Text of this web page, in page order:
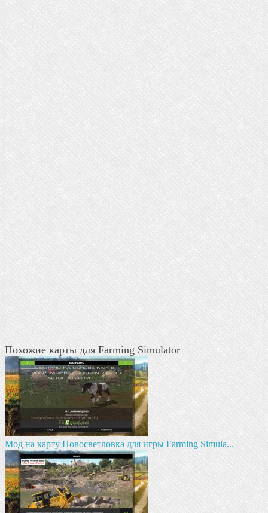
Похожие карты для Farming Simulator
Мод на карту Новосветловка для игры Farming Simula...